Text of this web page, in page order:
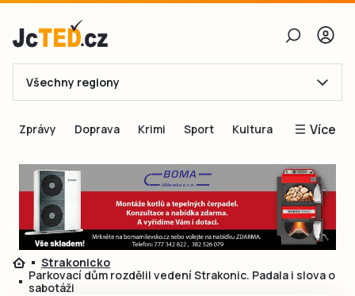
E-mail
Obnovit heslo
Přihlásit se
Přihlásit se přes Facebook
Všechny regiony
Zprávy Doprava Krimi Sport Kultura Více
Blogy
Inspirace
Čtenáři píší
Speciální přílohy
Strakonicko
Parkovací dům rozdělil vedení Strakonic. Padala i slova o
sabotáži